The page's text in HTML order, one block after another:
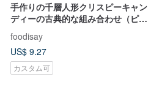
手作りの千層人形クリスピーキャン
ディーの古典的な組み合わせ（ピー
ナッツ + ゴマ + ガーリックサンド）
foodisay
US$ 9.27
カスタム可